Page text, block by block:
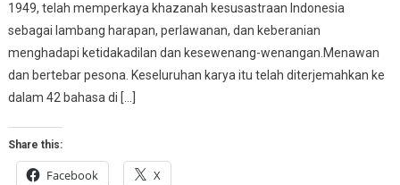
1949, telah memperkaya khazanah kesusastraan Indonesia
sebagai lambang harapan, perlawanan, dan keberanian
menghadapi ketidakadilan dan kesewenang-wenangan.Menawan
dan bertebar pesona. Keseluruhan karya itu telah diterjemahkan ke
dalam 42 bahasa di […]
Share this:
Facebook X